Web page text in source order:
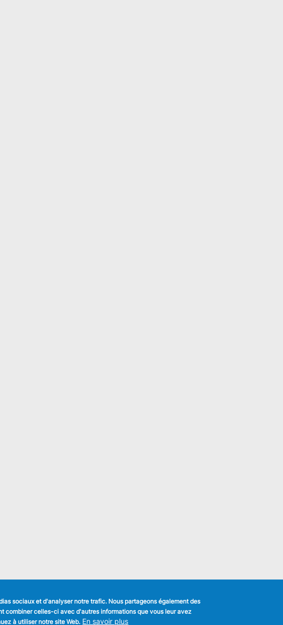
NOUS
Facebook
sociaux et d'analyser notre trafic. Nous partageons également des
combiner celles-ci avec d'autres informations que vous leur avez
à utiliser notre site Web. En savoir plus